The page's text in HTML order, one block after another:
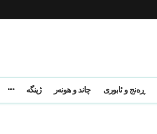
ڕەنج و ئابوری چاند و هونەر ژینگه